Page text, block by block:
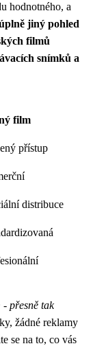
hodnotného, a
jiný pohled
filmů
snímků a
film
přístup
distribuce
- přesně tak
žádné reklamy
se na to, co vás